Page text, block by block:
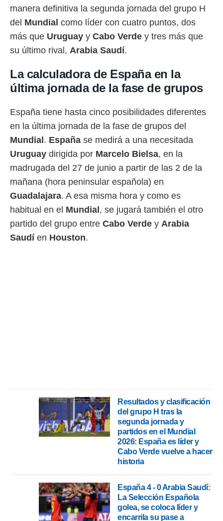
no
Puedes
acceder a
abono
únicos
similares
este sitio
IP
posible
manera definitiva la segunda jornada del grupo H
del Mundial como líder con cuatro puntos, dos
más que Uruguay y Cabo Verde y tres más que
su último rival, Arabia Saudí.
La calculadora de España en la
última jornada de la fase de grupos
España tiene hasta cinco posibilidades diferentes
en la última jornada de la fase de grupos del
Mundial . España se medirá a una necesitada
Uruguay dirigida por Marcelo Bielsa, en la
madrugada del 27 de junio a partir de las 2 de la
mañana (hora peninsular española) en
Guadalajara. A esa misma hora y como es
habitual en el Mundial , se jugará también el otro
partido del grupo entre Cabo Verde y Arabia
Saudí en Houston.
Resultados y clasificación
del grupo H tras la
segunda jornada y
partidos en el Mundial
2026: España es líder y
Cabo Verde vuelve a hacer
historia
España 4 - 0 Arabia Saudí:
La Selección Española
golea, se coloca líder y
encarrila su pase a